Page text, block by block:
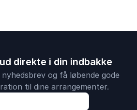
direkte i din indbakke
nyhedsbrev og få løbende gode
til dine arrangementer.